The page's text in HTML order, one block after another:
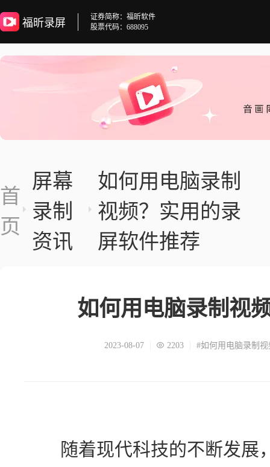
福昕录屏
证券简称：福昕软件
股票代码：688095
首
页
屏幕
录制
资讯
如何用电脑录制
视频？实用的录
屏软件推荐
如何用电脑录制视
2023-08-07 2203 #如何用电脑录制视
随着现代科技的不断发展